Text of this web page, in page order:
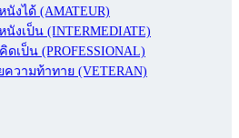
นังได้ (AMATEUR)
นังเป็น (INTERMEDIATE)
ดเป็น (PROFESSIONAL)
ความท้าทาย (VETERAN)